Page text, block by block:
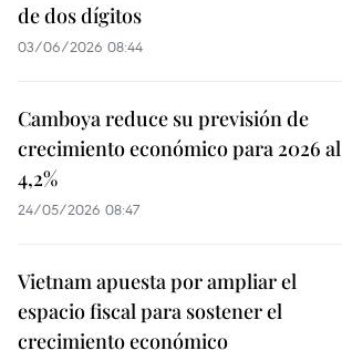
de dos dígitos
03/06/2026 08:44
Camboya reduce su previsión de
crecimiento económico para 2026 al
4,2%
24/05/2026 08:47
Vietnam apuesta por ampliar el
espacio fiscal para sostener el
crecimiento económico